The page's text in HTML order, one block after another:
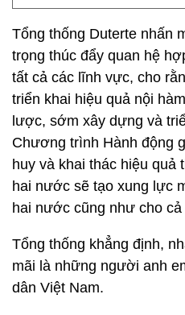
Tổng thống Duterte nhấn
trọng thúc đẩy quan hệ
tất cả các lĩnh vực, cho
triển khai hiệu quả nội
lược, sớm xây dựng và
Chương trình Hành động
huy và khai thác hiệu quả
hai nước sẽ tạo xung lực
hai nước cũng như cho
Tổng thống khẳng định,
mãi là những người anh
dân Việt Nam.